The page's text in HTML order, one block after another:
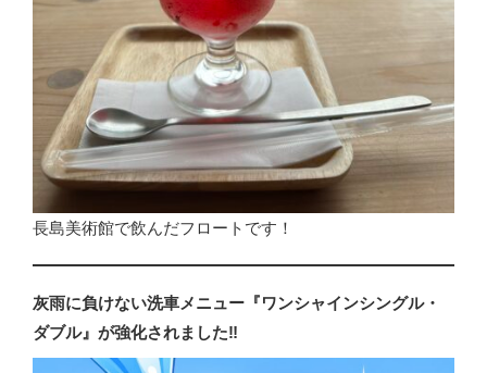
長島美術館で飲んだフロートです！
灰雨に負けない洗車メニュー『ワンシャインシングル・
ダブル』が強化されました‼️